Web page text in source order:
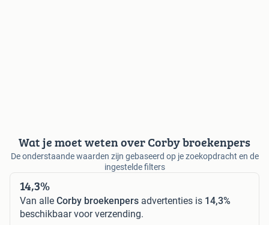
Wat je moet weten over Corby broekenpers
De onderstaande waarden zijn gebaseerd op je zoekopdracht en de
ingestelde filters
14,3%
Van alle Corby broekenpers advertenties is 14,3%
beschikbaar voor verzending.